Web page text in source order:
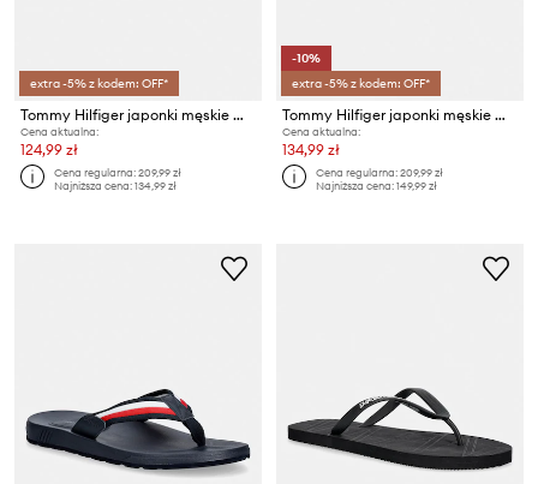
extra -5% z kodem: OFF*
Tommy Hilfiger japonki męskie MOLDED HILFIGER LTH BEACH SANDAL
Cena aktualna:
124,99 zł
Cena regularna:209,99 zł
Najniższa cena:134,99 zł
-10%
extra -5% z kodem: OFF*
Tommy Hilfiger japonki męskie MOLDED HILFIGER LTH BEACH SANDAL
Cena aktualna:
134,99 zł
Cena regularna:209,99 zł
Najniższa cena:149,99 zł